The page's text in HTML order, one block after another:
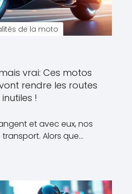
de la moto
vrai: Ces motos
rendre les routes
inutiles !
et avec eux, nos
Alors que…